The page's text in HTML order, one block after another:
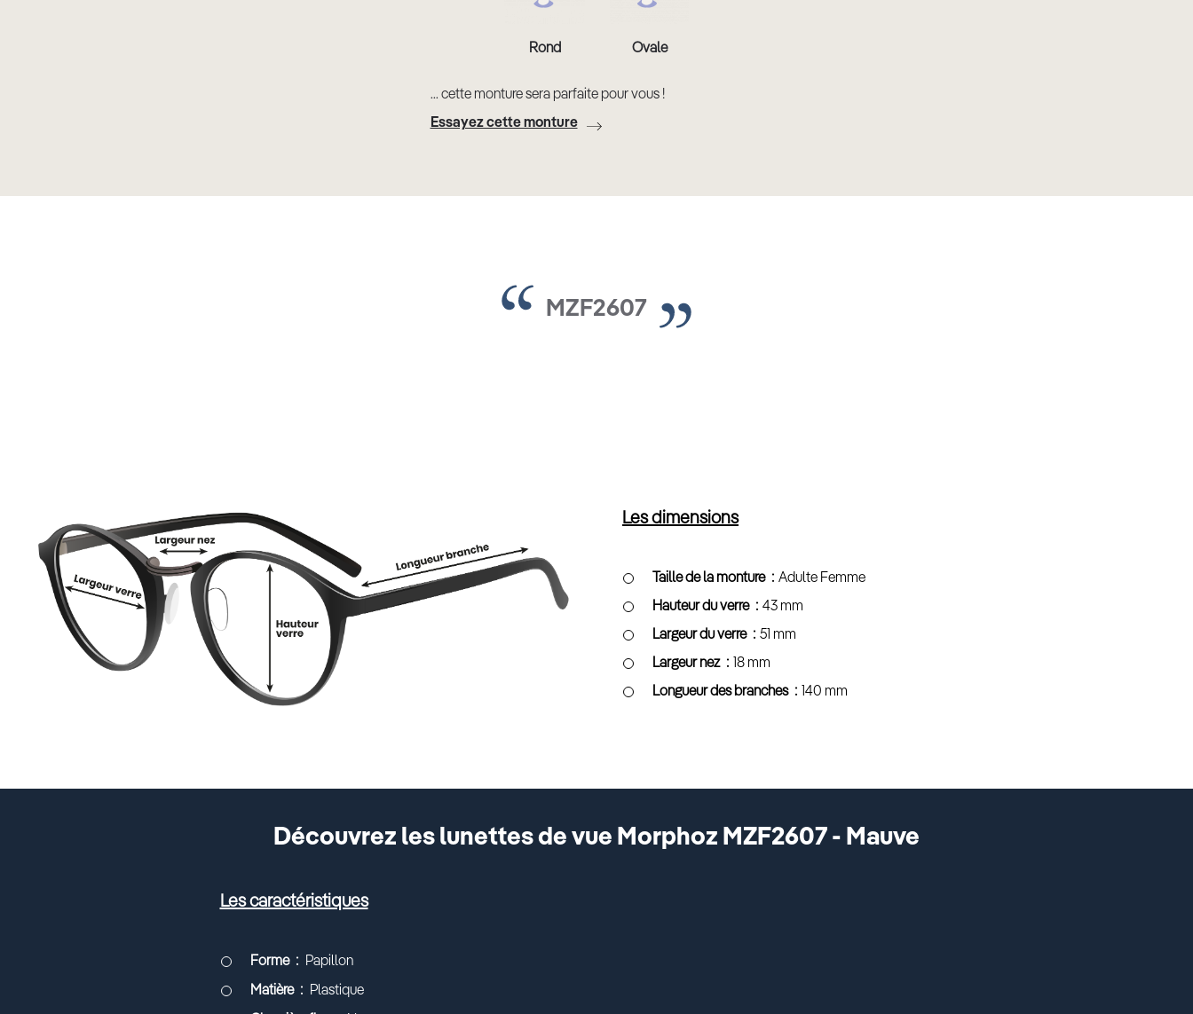
Rond Ovale
... cette monture sera parfaite pour vous !
Essayez cette monture
MZF2607
Les dimensions
Taille de la monture
Adulte Femme
Hauteur du verre
43 mm
Largeur du verre
51 mm
Largeur nez
18 mm
Longueur des branches
140 mm
Découvrez les lunettes de vue Morphoz MZF2607 - Mauve
Les caractéristiques
Forme Papillon
Matière Plastique